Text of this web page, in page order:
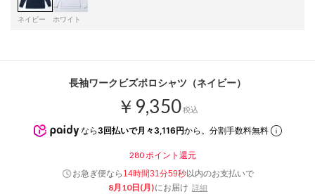
ネイビー ホワイト
長袖ワークビズポロシャツ（ネイビー）
￥9,350税込
なら 3回払いで月々3,116円から。分割手数料無料
280ポイント還元
お急ぎ便なら 14時間31分58秒以内のお支払いで
8月10日(月)にお届け 詳細